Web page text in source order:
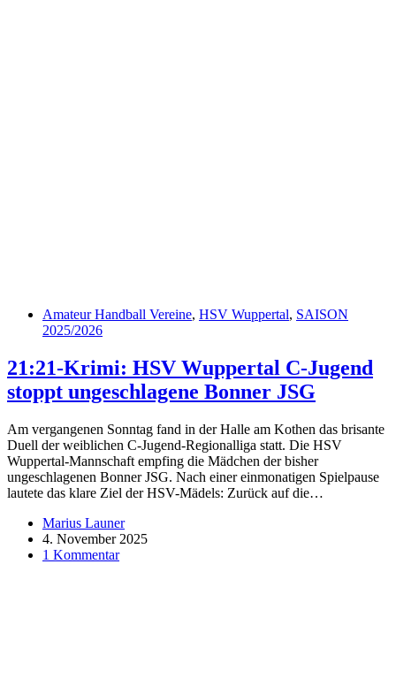
Amateur Handball Vereine, HSV Wuppertal, SAISON
2025/2026
21:21-Krimi: HSV Wuppertal C-Jugend
stoppt ungeschlagene Bonner JSG
Am vergangenen Sonntag fand in der Halle am Kothen das brisante
Duell der weiblichen C-Jugend-Regionalliga statt. Die HSV
Wuppertal-Mannschaft empfing die Mädchen der bisher
ungeschlagenen Bonner JSG. Nach einer einmonatigen Spielpause
lautete das klare Ziel der HSV-Mädels: Zurück auf die…
Marius Launer
4. November 2025
1 Kommentar